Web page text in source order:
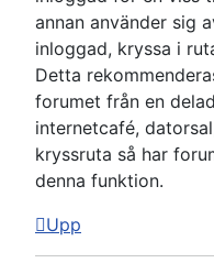
annan använder sig
inloggad, kryssa i
Detta
forumet från en
internetcafé,
kryssruta så har
denna funktion.
Upp